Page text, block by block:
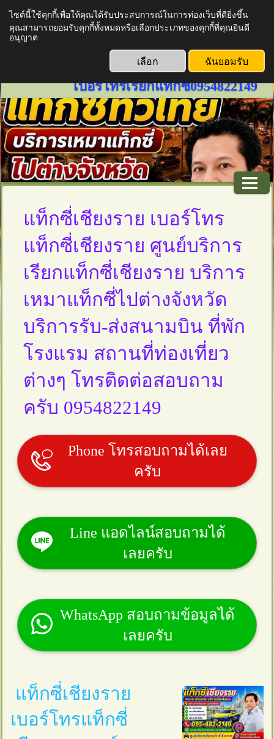
www.thailandtaxiservice789.com
บริการเหมาแท็กซี่ทั่วไทย บริการ
แท็กซี่ออนไลน์ 24 ชั่วโมงเรียก
แท็กซี่ด่วน จองแท็กซี่ล่วงหน้า
เบอร์โทรเรียกแท็กซี่0954822149
แท็กซี่เชียงราย เบอร์โทร
แท็กซี่เชียงราย ศูนย์บริการ
เรียกแท็กซี่เชียงราย บริการ
เหมาแท็กซี่ไปต่างจังหวัด
บริการรับ-ส่งสนามบิน ที่พัก
โรงแรม สถานที่ท่องเที่ยว
ต่างๆ โทรติดต่อสอบถาม
ครับ 0954822149
Phone โทรสอบถามได้เลย
ครับ
Line แอดไลน์สอบถามได้
เลยครับ
WhatsApp สอบถามข้อมูลได้
เลยครับ
แท็กซี่เชียงราย
เบอร์โทรแท็กซี่
ไซต์นี้ใช้คุกกี้เพื่อให้คุณได้รับประสบการณ์ในการท่องเว็บที่ดียิ่งขึ้น
คุณสามารถยอมรับคุกกี้ทั้งหมดหรือเลือกประเภทของคุกกี้ที่คุณยินดี
อนุญาต
เลือก ฉันยอมรับ